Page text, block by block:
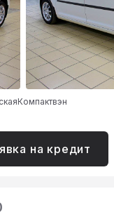
Компактвэн
на кредит